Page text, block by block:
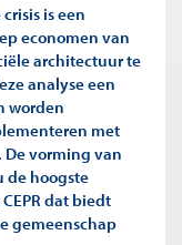
is een
economen van
architectuur te
analyse een
worden
met
De vorming van
de hoogste
dat biedt
gemeenschap